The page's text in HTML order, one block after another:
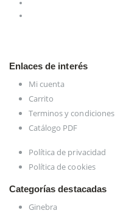
Enlaces de interés
Mi cuenta
Carrito
Terminos y condiciones
Catálogo PDF
Política de privacidad
Política de cookies
Categorías destacadas
Ginebra